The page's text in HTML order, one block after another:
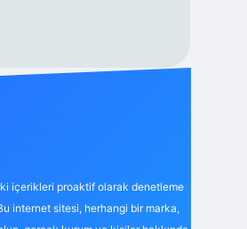
içerikleri proaktif olarak denetleme
internet sitesi, herhangi bir marka,